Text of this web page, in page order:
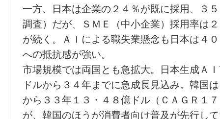
一方、日本は企業の２４％が既に採用、３
調査）だが、ＳＭＥ（中小企業）採用率は
が続く。ＡＩによる職失業懸念も日本は４
への抵抗感が強い。
市場規模では両国とも急拡大。日本生成Ａ
ドルから３４年までに急成長見込み。韓国
から３３年１３・４８億ドル（ＣＡＧＲ１
が、韓国のほうが消費者向け普及が先行し